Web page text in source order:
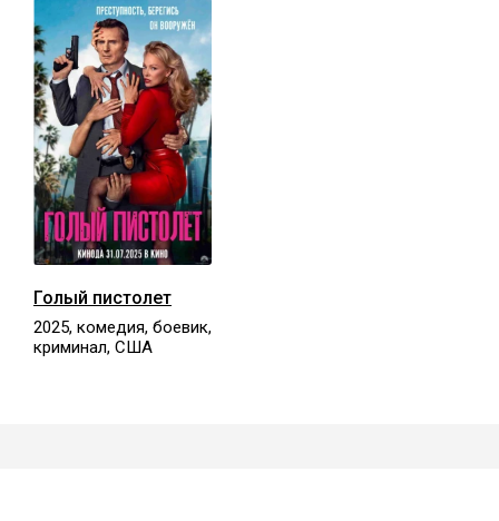
Голый пистолет
2025, комедия, боевик,
криминал, США